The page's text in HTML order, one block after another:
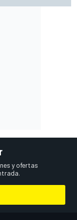
y ofertas